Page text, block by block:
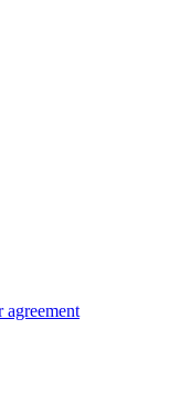
agreement